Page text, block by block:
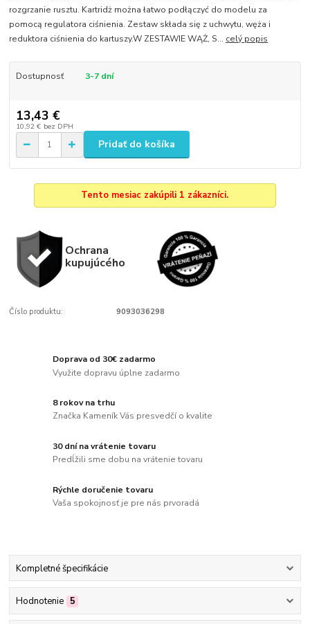
rozgrzanie rusztu. Kartridż można łatwo podłączyć do modelu za
pomocą regulatora ciśnienia. Zestaw składa się z uchwytu, węża i
reduktora ciśnienia do kartuszy.W ZESTAWIE WĄŻ, S... celý popis
Dostupnosť 3-7 dní
13,43 €
10,92 € bez DPH
Pridať do košíka
Tento mesiac zakúpili 1 zákazníci.
Ochrana
kupujúcého
Číslo produktu: 9093036298
Doprava od 30€ zadarmo
Využite dopravu úplne zadarmo
8 rokov na trhu
Značka Kameník Vás presvedčí o kvalite
30 dní na vrátenie tovaru
Predĺžili sme dobu na vrátenie tovaru
Rýchle doručenie tovaru
Vaša spokojnosť je pre nás prvoradá
Kompletné špecifikácie
Hodnotenie 5